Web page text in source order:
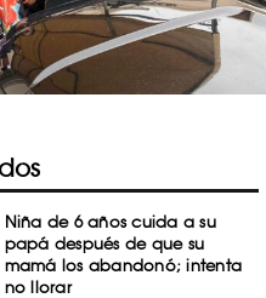
Niña de 6 años cuida a su
papá después de que su
mamá los abandonó; intenta
no llorar